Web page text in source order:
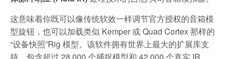
这意味着你既可以像传统软效一样调节官方授权的音箱模
型旋钮，也可以加载类似 Kemper 或 Quad Cortex 那样的
“设备快照”Rig 模型。该软件拥有世界上最大的扩展库支
持，包含超过 28,000 个捕捉模型和 42,000 个真实 IR。